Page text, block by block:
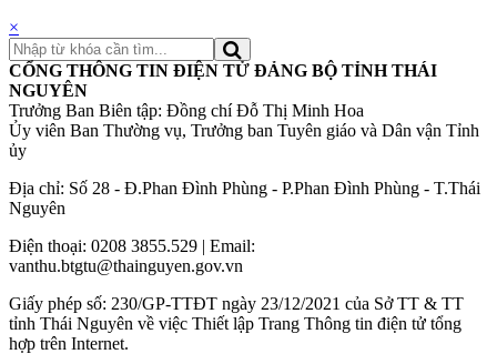
×
CỔNG THÔNG TIN ĐIỆN TỬ ĐẢNG BỘ TỈNH THÁI
NGUYÊN
Trưởng Ban Biên tập: Đồng chí Đỗ Thị Minh Hoa
Ủy viên Ban Thường vụ, Trưởng ban Tuyên giáo và Dân vận Tỉnh
ủy
Địa chỉ: Số 28 - Đ.Phan Đình Phùng - P.Phan Đình Phùng - T.Thái
Nguyên
Điện thoại: 0208 3855.529 | Email:
vanthu.btgtu@thainguyen.gov.vn
Giấy phép số: 230/GP-TTĐT ngày 23/12/2021 của Sở TT & TT
tỉnh Thái Nguyên về việc Thiết lập Trang Thông tin điện tử tổng
hợp trên Internet.